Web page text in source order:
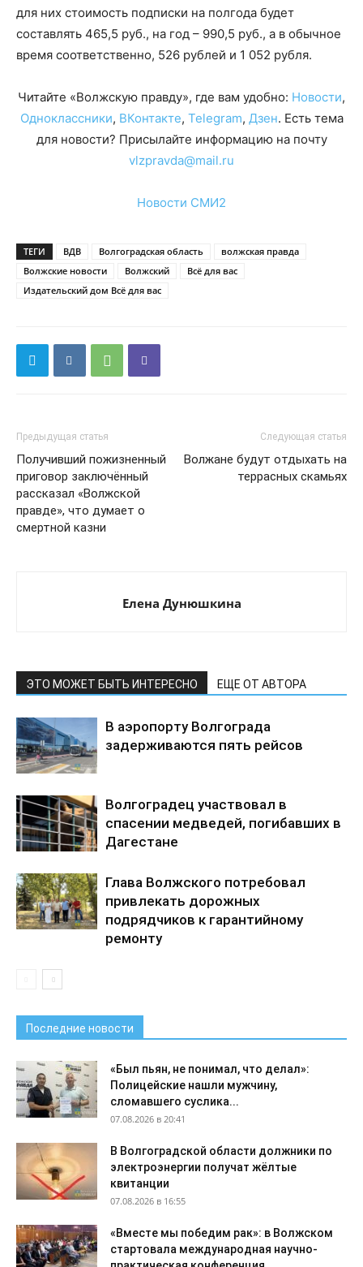
для них стоимость подписки на полгода будет
составлять 465,5 руб., на год – 990,5 руб., а в обычное
время соответственно, 526 рублей и 1 052 рубля.
Читайте «Волжскую правду», где вам удобно: Новости,
Одноклассники, ВКонтакте, Telegram, Дзен. Есть тема
для новости? Присылайте информацию на почту
vlzpravda@mail.ru
Новости СМИ2
ТЕГИ ВДВ Волгоградская область
волжская правда
Волжские новости
Волжский
Всё для вас
Издательский дом Всё для вас
Предыдущая статья
Получивший пожизненный
приговор заключённый
рассказал «Волжской
правде», что думает о
смертной казни
Следующая статья
Волжане будут отдыхать на
террасных скамьях
Елена Дунюшкина
ЭТО МОЖЕТ БЫТЬ ИНТЕРЕСНО ЕЩЕ ОТ АВТОРА
В аэропорту Волгограда
задерживаются пять рейсов
Волгоградец участвовал в
спасении медведей, погибавших в
Дагестане
Глава Волжского потребовал
привлекать дорожных
подрядчиков к гарантийному
ремонту
Последние новости
«Был пьян, не понимал, что делал»:
Полицейские нашли мужчину,
сломавшего суслика...
07.08.2026 в 20:41
В Волгоградской области должники по
электроэнергии получат жёлтые
квитанции
07.08.2026 в 16:55
«Вместе мы победим рак»: в Волжском
стартовала международная научно-